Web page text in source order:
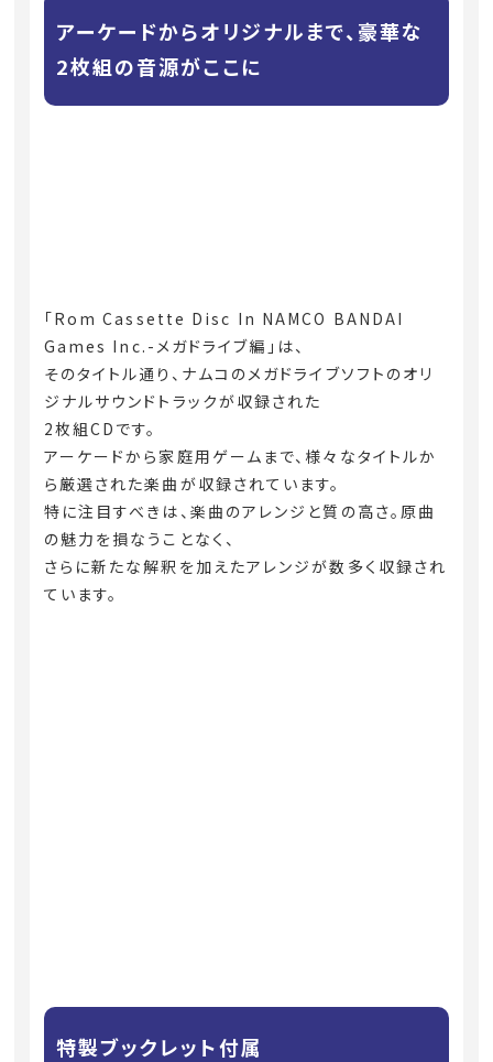
アーケードからオリジナルまで、豪華な
2枚組の音源がここに
「Rom Cassette Disc In NAMCO BANDAI
Games Inc.-メガドライブ編」は、
そのタイトル通り、ナムコのメガドライブソフトのオリ
ジナルサウンドトラックが収録された
2枚組CDです。
アーケードから家庭用ゲームまで、様々なタイトルか
ら厳選された楽曲が収録されています。
特に注目すべきは、楽曲のアレンジと質の高さ。原曲
の魅力を損なうことなく、
さらに新たな解釈を加えたアレンジが数多く収録され
ています。
特製ブックレット付属